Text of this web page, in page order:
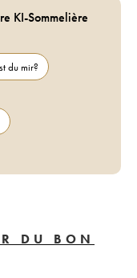
KI-Sommelière
du mir?
DU BON